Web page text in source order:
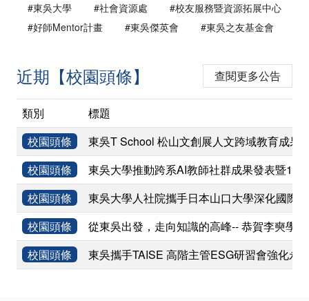
#東吳大學 #社會資源處
#校友服務暨資源拓展中心
#好師Mentor計畫
#東吳傑英會 #東吳之友基金會
近期【校園頭條】 查閱更多公告
類別
標題
校園頭條
東吳T School 松山文創展人文跨域教育成果
校園頭條
東吳大學推動跨系AI教師社群成果發表暨
校園頭條
東吳大學人社院攜手日本山口大學深化國際
校園頭條
從東吳出發，走向知識的高峰-- 恭賀李奭學
校園頭條
東吳攜手TAISE 高階主管ESG研習會強化永